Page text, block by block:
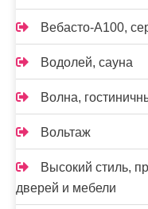
Вебасто-А100,
Водолей, сауна
Волна,
Вольтаж
Высокий стиль,
дверей и мебели